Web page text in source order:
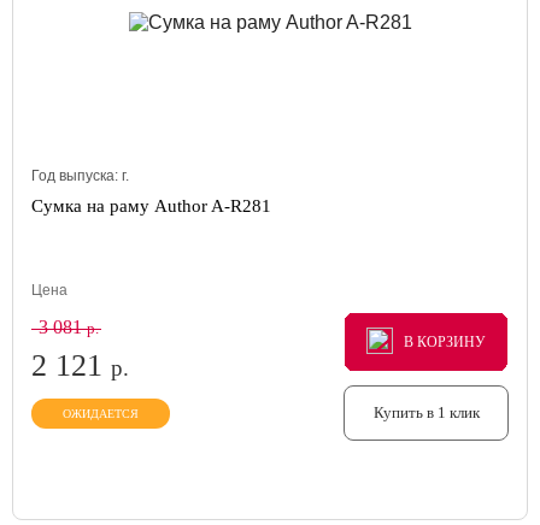
Год выпуска: г.
Сумка на раму Author A-R281
Цена
3 081р.
2 121 р.
ОЖИДАЕТСЯ
В КОРЗИНУ
В КОРЗИНУ
В КОРЗИНУ
Купить в 1 клик